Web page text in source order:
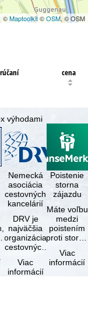
©Maptoolkit©OSM, © OSM
cena
výhodami
Nemecká
asociácia
cestovných
kancelárií
DRV je
najväčšia
organizácia
cestovných
organizátorov
zájazdov v …
Viac
informácií
Poistenie
storna
zájazdu
Máte voľbu
medzi
poistením
proti stornu
cestovným
Viac
informácií